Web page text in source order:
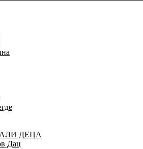
ДЕЦА
Дац